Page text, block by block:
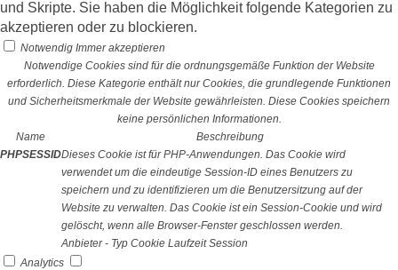
und Skripte. Sie haben die Möglichkeit folgende Kategorien zu
akzeptieren oder zu blockieren.
Notwendig Immer akzeptieren
Notwendige Cookies sind für die ordnungsgemäße Funktion der Website
erforderlich. Diese Kategorie enthält nur Cookies, die grundlegende Funktionen
und Sicherheitsmerkmale der Website gewährleisten. Diese Cookies speichern
keine persönlichen Informationen.
Name
Beschreibung
PHPSESSIDDieses Cookie ist für PHP-Anwendungen. Das Cookie wird
verwendet um die eindeutige Session-ID eines Benutzers zu
speichern und zu identifizieren um die Benutzersitzung auf der
Website zu verwalten. Das Cookie ist ein Session-Cookie und wird
gelöscht, wenn alle Browser-Fenster geschlossen werden.
Anbieter - Typ Cookie Laufzeit Session
Analytics